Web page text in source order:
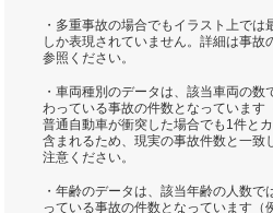
・多重事故の場合でもイラスト上で
しか表現されていません。詳細は事故
参照ください。
・車両種別のデータは、該当車両の
わっている事故の件数となっています
普通自動車が衝突した場合でも1件と
含まれるため、現実の事故件数と一致
注意ください。
・年齢のデータは、該当年齢の人数
っている事故の件数となっています（